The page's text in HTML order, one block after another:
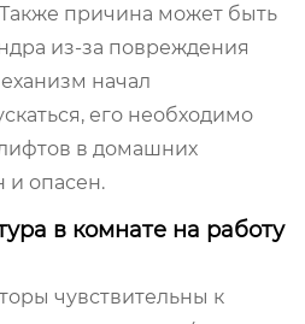
причина может быть
из-за повреждения
начал
его необходимо
в домашних
и опасен.
в комнате на работу
чувствительны к